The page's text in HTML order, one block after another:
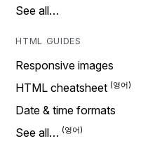
See all…
HTML GUIDES
Responsive images
HTML cheatsheet
Date & time formats
See all…